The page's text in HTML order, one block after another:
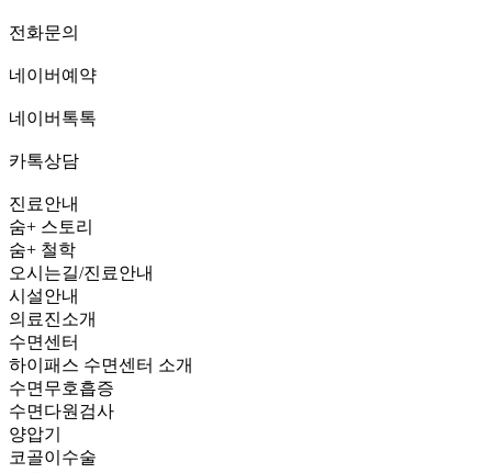
전화문의
네이버예약
네이버톡톡
카톡상담
진료안내
숨+ 스토리
숨+ 철학
오시는길/진료안내
시설안내
의료진소개
수면센터
하이패스 수면센터 소개
수면무호흡증
수면다원검사
양압기
코골이수술